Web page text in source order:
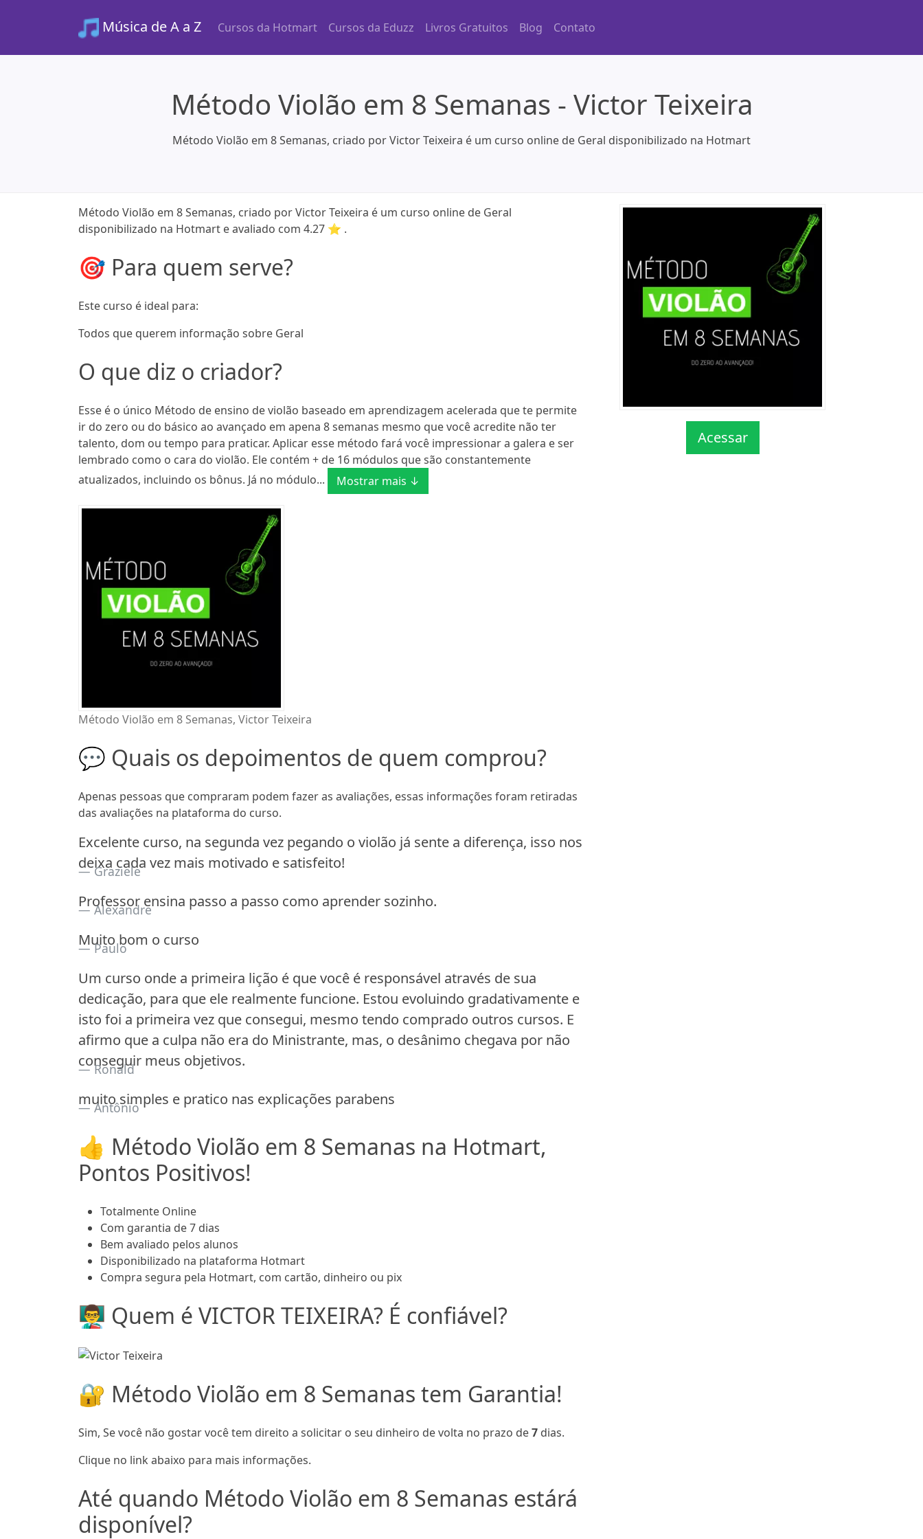
Música de A a Z Cursos da Hotmart Cursos da Eduzz Livros Gratuitos Blog Contato
Método Violão em 8 Semanas - Victor Teixeira
Método Violão em 8 Semanas, criado por Victor Teixeira é um curso online de Geral disponibilizado na Hotmart
Método Violão em 8 Semanas, criado por Victor Teixeira é um curso online de Geral
disponibilizado na Hotmart e avaliado com 4.27 ⭐ .
🎯 Para quem serve?
Este curso é ideal para:
Todos que querem informação sobre Geral
O que diz o criador?
Esse é o único Método de ensino de violão baseado em aprendizagem acelerada que te permite
ir do zero ou do básico ao avançado em apena 8 semanas mesmo que você acredite não ter
talento, dom ou tempo para praticar. Aplicar esse método fará você impressionar a galera e ser
lembrado como o cara do violão. Ele contém + de 16 módulos que são constantemente
atualizados, incluindo os bônus. Já no módulo...
Mostrar mais ↓
Método Violão em 8 Semanas, Victor Teixeira
💬 Quais os depoimentos de quem comprou?
Apenas pessoas que compraram podem fazer as avaliações, essas informações foram retiradas
das avaliações na plataforma do curso.
Excelente curso, na segunda vez pegando o violão já sente a diferença, isso nos
deixa cada vez mais motivado e satisfeito!
Graziele
Professor ensina passo a passo como aprender sozinho.
Alexandre
Muito bom o curso
Paulo
Um curso onde a primeira lição é que você é responsável através de sua
dedicação, para que ele realmente funcione. Estou evoluindo gradativamente e
isto foi a primeira vez que consegui, mesmo tendo comprado outros cursos. E
afirmo que a culpa não era do Ministrante, mas, o desânimo chegava por não
conseguir meus objetivos.
Ronald
muito simples e pratico nas explicações parabens
Antônio
👍 Método Violão em 8 Semanas na Hotmart,
Pontos Positivos!
Totalmente Online
Com garantia de 7 dias
Bem avaliado pelos alunos
Disponibilizado na plataforma Hotmart
Compra segura pela Hotmart, com cartão, dinheiro ou pix
👨‍🏫 Quem é VICTOR TEIXEIRA? É confiável?
🔐 Método Violão em 8 Semanas tem Garantia!
Sim, Se você não gostar você tem direito a solicitar o seu dinheiro de volta no prazo de7 dias.
Clique no link abaixo para mais informações.
Até quando Método Violão em 8 Semanas estárá
disponível?
Acessar